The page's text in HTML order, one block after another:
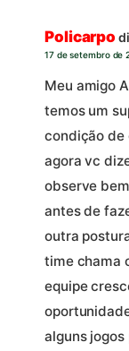
Policarpo
17 de setembro de
Meu amigo
temos um
condição de
agora vc
observe
antes de
outra
time chama
equipe
alguns